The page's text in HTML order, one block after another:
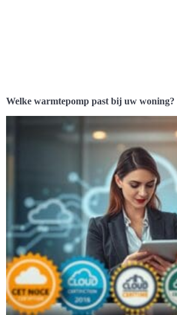
Welke warmtepomp past bij uw woning?